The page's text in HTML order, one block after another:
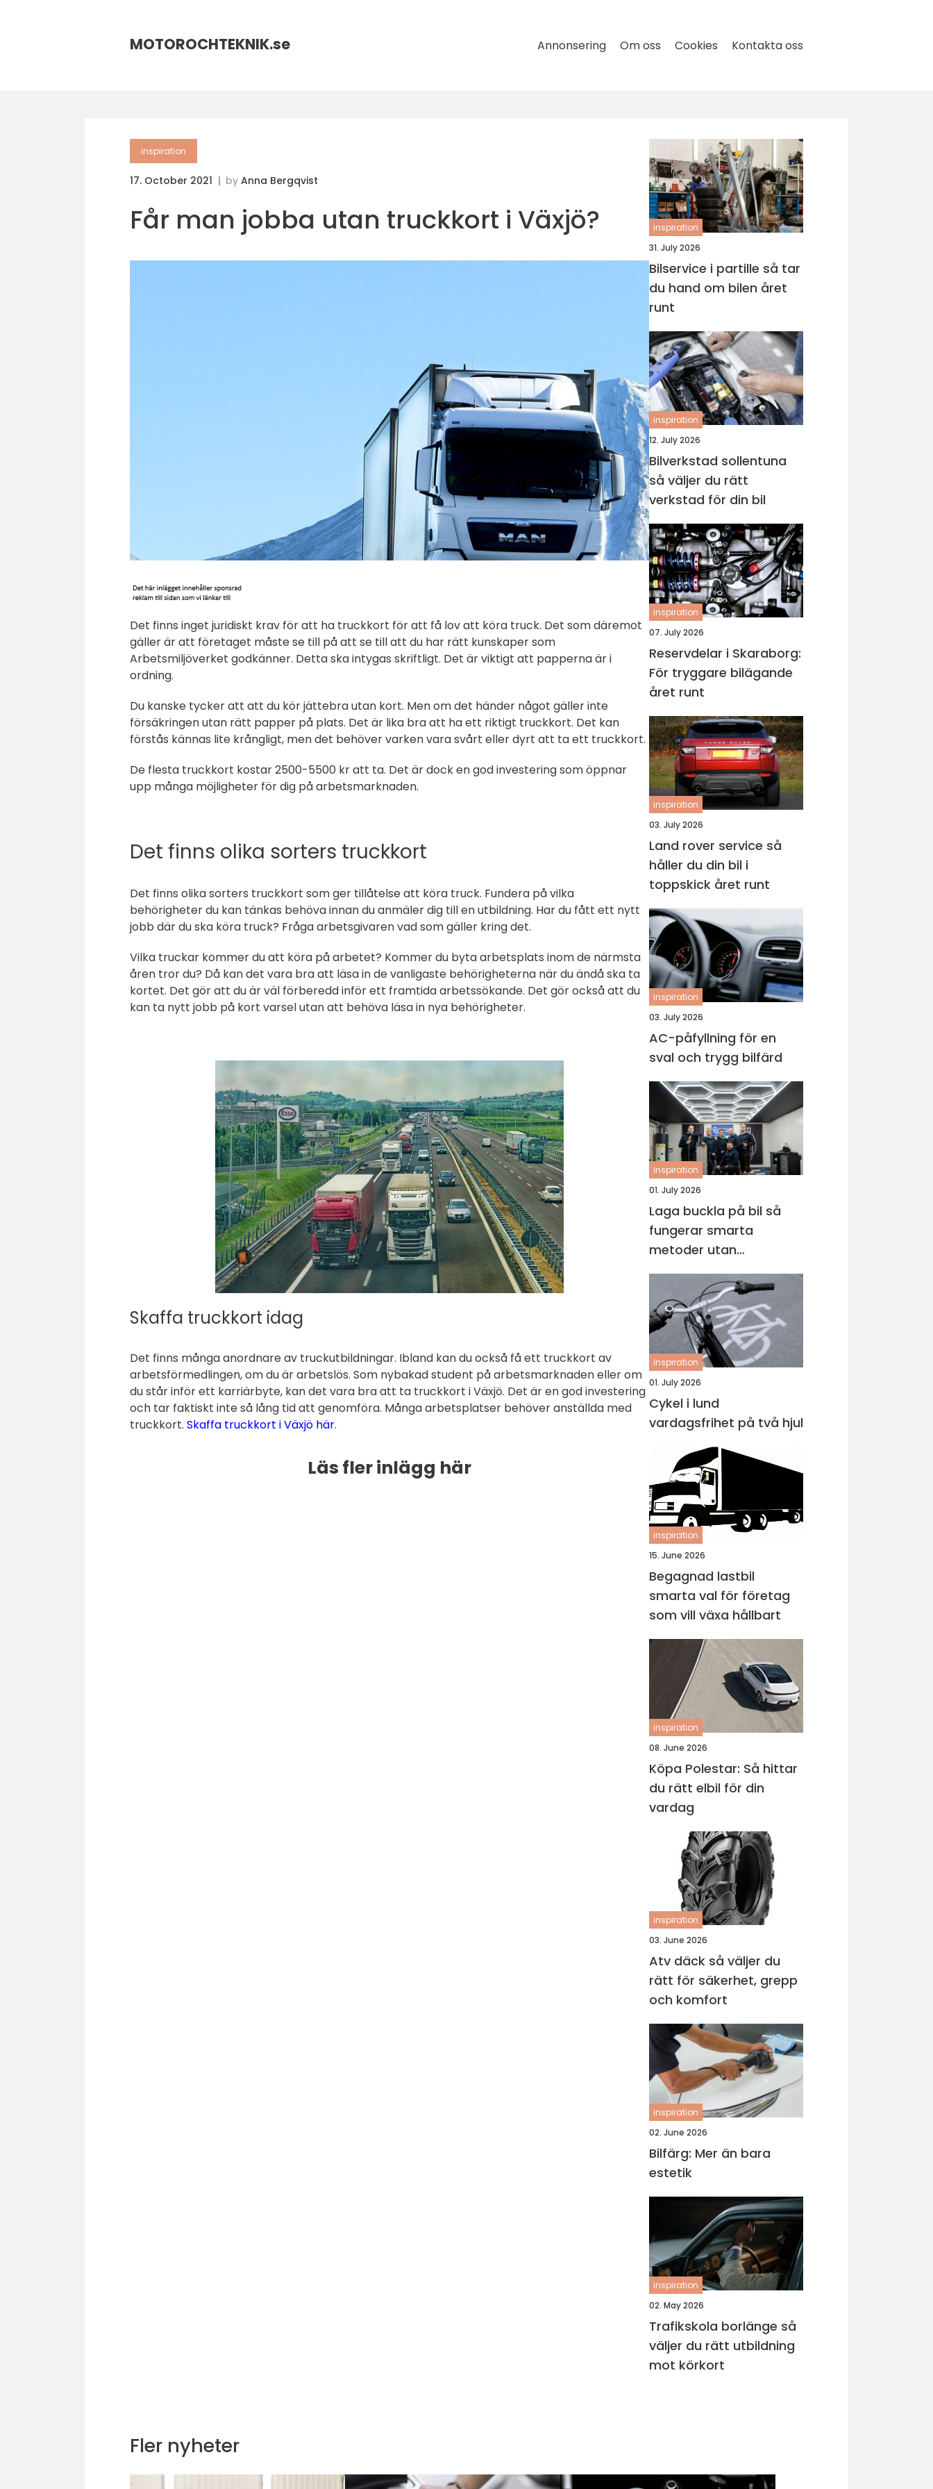
MOTOROCHTEKNIK.se Annonsering Om oss Cookies Kontakta oss
inspiration
17. October 2021 by Anna Bergqvist
Får man jobba utan truckkort i Växjö?
Det finns inget juridiskt krav för att ha truckkort för att få lov att köra truck. Det som däremot
gäller är att företaget måste se till på att se till att du har rätt kunskaper som
Arbetsmiljöverket godkänner. Detta ska intygas skriftligt. Det är viktigt att papperna är i
ordning.
Du kanske tycker att att du kör jättebra utan kort. Men om det händer något gäller inte
försäkringen utan rätt papper på plats. Det är lika bra att ha ett riktigt truckkort. Det kan
förstås kännas lite krångligt, men det behöver varken vara svårt eller dyrt att ta ett truckkort.
De flesta truckkort kostar 2500-5500 kr att ta. Det är dock en god investering som öppnar
upp många möjligheter för dig på arbetsmarknaden.
Det finns olika sorters truckkort
Det finns olika sorters truckkort som ger tillåtelse att köra truck. Fundera på vilka
behörigheter du kan tänkas behöva innan du anmäler dig till en utbildning. Har du fått ett nytt
jobb där du ska köra truck? Fråga arbetsgivaren vad som gäller kring det.
Vilka truckar kommer du att köra på arbetet? Kommer du byta arbetsplats inom de närmsta
åren tror du? Då kan det vara bra att läsa in de vanligaste behörigheterna när du ändå ska ta
kortet. Det gör att du är väl förberedd inför ett framtida arbetssökande. Det gör också att du
kan ta nytt jobb på kort varsel utan att behöva läsa in nya behörigheter.
Skaffa truckkort idag
Det finns många anordnare av truckutbildningar. Ibland kan du också få ett truckkort av
arbetsförmedlingen, om du är arbetslös. Som nybakad student på arbetsmarknaden eller om
du står inför ett karriärbyte, kan det vara bra att ta truckkort i Växjö. Det är en god investering
och tar faktiskt inte så lång tid att genomföra. Många arbetsplatser behöver anställda med
truckkort. Skaffa truckkort i Växjö här.
Läs fler inlägg här
inspiration
31. July 2026
Bilservice i partille så tar
du hand om bilen året
runt
inspiration
12. July 2026
Bilverkstad sollentuna
så väljer du rätt
verkstad för din bil
inspiration
07. July 2026
Reservdelar i Skaraborg:
För tryggare bilägande
året runt
inspiration
03. July 2026
Land rover service så
håller du din bil i
toppskick året runt
inspiration
03. July 2026
AC-påfyllning för en
sval och trygg bilfärd
inspiration
01. July 2026
Laga buckla på bil så
fungerar smarta
metoder utan
omlackering
inspiration
01. July 2026
Cykel i lund
vardagsfrihet på två hjul
inspiration
15. June 2026
Begagnad lastbil
smarta val för företag
som vill växa hållbart
inspiration
08. June 2026
Köpa Polestar: Så hittar
du rätt elbil för din
vardag
inspiration
03. June 2026
Atv däck så väljer du
rätt för säkerhet, grepp
och komfort
inspiration
02. June 2026
Bilfärg: Mer än bara
estetik
inspiration
02. May 2026
Trafikskola borlänge så
väljer du rätt utbildning
mot körkort
Fler nyheter